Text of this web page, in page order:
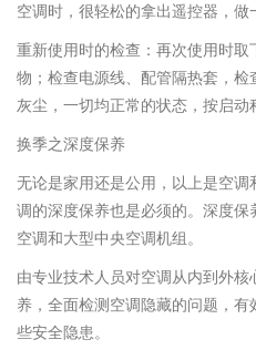
空调时，很轻松的拿出遥控器，做
重新使用时的检查：再次使用时
物；检查电源线、配管隔热套，
灰尘，一切均正常的状态，按启动
换季之深度保养
无论是家用还是公用，以上是空
调的深度保养也是必须的。深度
空调和大型中央空调机组。
由专业技术人员对空调从内到外
养，全面检测空调隐藏的问题，
些安全隐患。